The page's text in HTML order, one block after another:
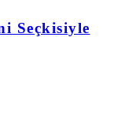
Seçkisiyle